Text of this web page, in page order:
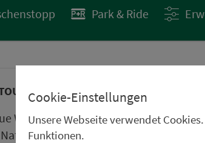
Park & Ride
UND STÄDTETIPPS
Wandertouren im Oberpfälzer
Frankenwald, im
Cookie-Einstellungen
Unsere Webseite verwendet
Funktionen.